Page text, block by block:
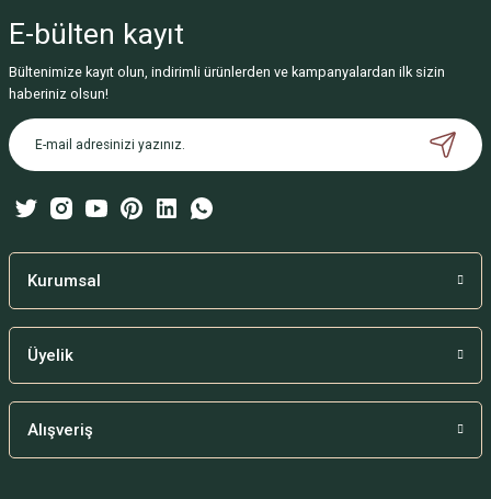
Görüş ve önerileriniz için teşekkür ederiz.
Ürün resmi kalitesiz, bozuk veya görüntülenemiyor.
Ürün açıklamasında eksik bilgiler bulunuyor.
Ürün bilgilerinde hatalar bulunuyor.
Bu ürüne benzer farklı alternatifler olmalı.
E-bülten kayıt
Bültenimize kayıt olun, indirimli ürünlerden ve kampanyalardan ilk sizin
haberiniz olsun!
Kurumsal
Üyelik
Alışveriş